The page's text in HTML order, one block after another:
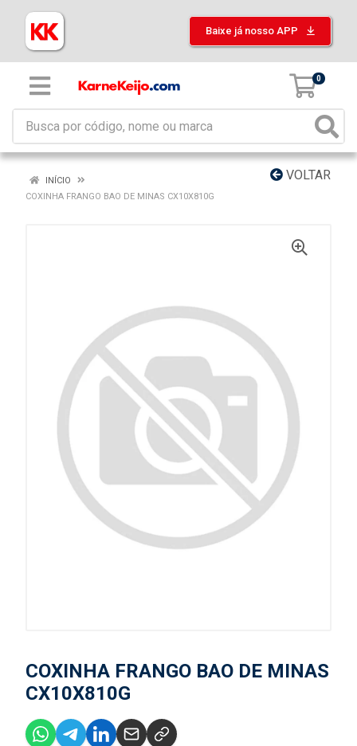
Baixe já nosso APP
0
VOLTAR
INÍCIO
COXINHA FRANGO BAO DE MINAS CX10X810G
COXINHA FRANGO BAO DE MINAS
CX10X810G